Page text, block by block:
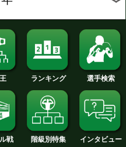
2016年
2015年
2014年